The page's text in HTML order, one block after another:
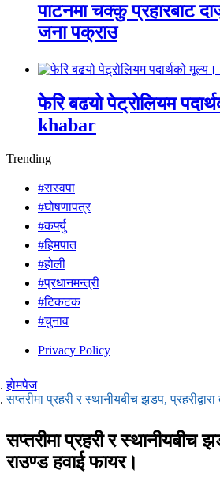
पाटनमा चक्कु प्रहारबाट
जना पक्राउ
फेरि बढयो पेट्रोलियम
khabar
Trending
#रास्वपा
#घोषणापत्र
#कर्फ्यु
#हिमपात
#होली
#प्रधानमन्त्री
#टिकटक
#चुनाव
Privacy Policy
होमपेज
सप्तरीमा प्रहरी र स्थानीयबीच झडप,
सप्तरीमा प्रहरी र स्थानीयबीच
राउण्ड हवाई फायर।